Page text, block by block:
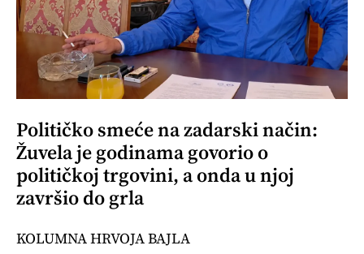
Političko smeće na zadarski način:
Žuvela je godinama govorio o
političkoj trgovini, a onda u njoj
završio do grla
KOLUMNA HRVOJA BAJLA